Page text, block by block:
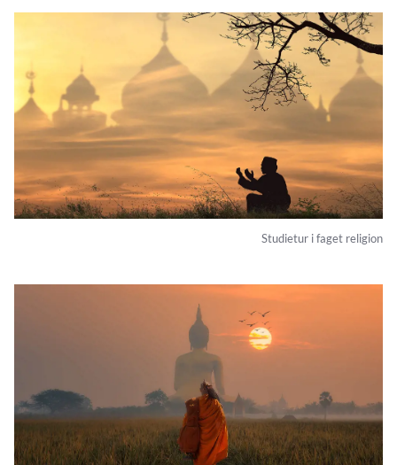
Studietur i faget religion